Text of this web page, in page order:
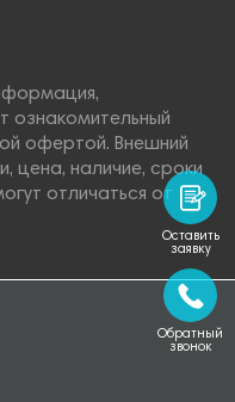
ознакомительный
офертой. Внешний
цена, наличие, сроки
отличаться от
Оставить
заявку
Обратный
звонок